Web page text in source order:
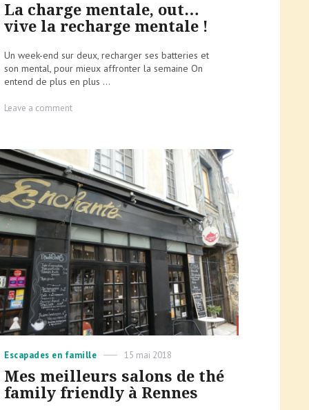
La charge mentale, out…
vive la recharge mentale !
Un week-end sur deux, recharger ses batteries et
son mental, pour mieux affronter la semaine On
entend de plus en plus ...
Leave a commenton
vive
la
recharge
mentale
Categories
Escapades en famille
Posted
15 mai 2018
Mes meilleurs salons de thé
family friendly à Rennes